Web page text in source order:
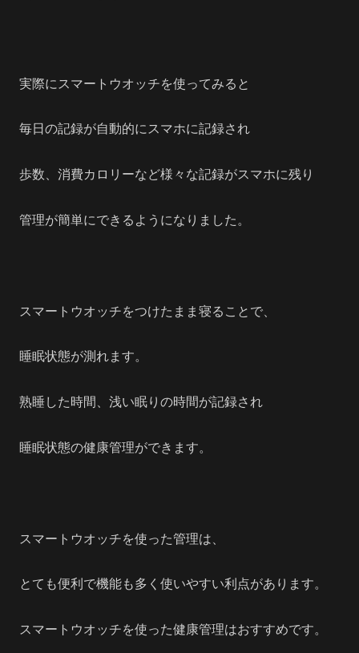
実際にスマートウオッチを使ってみると
毎日の記録が自動的にスマホに記録され
歩数、消費カロリーなど様々な記録がスマホに残り
管理が簡単にできるようになりました。
スマートウオッチをつけたまま寝ることで、
睡眠状態が測れます。
熟睡した時間、浅い眠りの時間が記録され
睡眠状態の健康管理ができます。
スマートウオッチを使った管理は、
とても便利で機能も多く使いやすい利点があります。
スマートウオッチを使った健康管理はおすすめです。